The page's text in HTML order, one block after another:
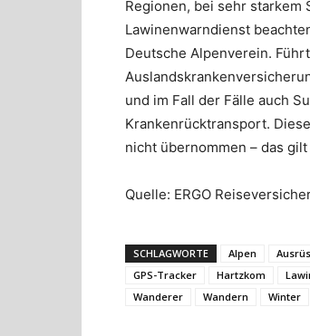
Regionen, bei sehr starkem
Lawinenwarndienst
Deutsche Alpenverein.
und im Fall der Fälle auch
Krankenrücktransport.
nicht übernommen – das
Quelle: ERGO
SCHLAGWORTE Alpen
GPS-Tracker
Hartzkom
Wanderer
Wandern Winter